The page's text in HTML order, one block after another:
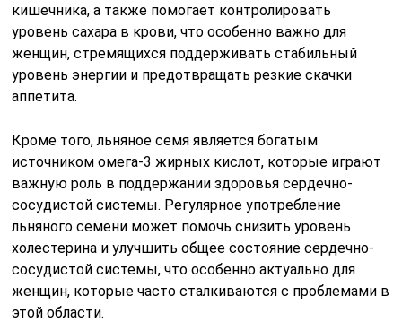
кишечника, а также помогает контролировать
уровень сахара в крови, что особенно важно для
женщин, стремящихся поддерживать стабильный
уровень энергии и предотвращать резкие скачки
аппетита.
Кроме того, льняное семя является богатым
источником омега-3 жирных кислот, которые играют
важную роль в поддержании здоровья сердечно-
сосудистой системы. Регулярное употребление
льняного семени может помочь снизить уровень
холестерина и улучшить общее состояние сердечно-
сосудистой системы, что особенно актуально для
женщин, которые часто сталкиваются с проблемами в
этой области.